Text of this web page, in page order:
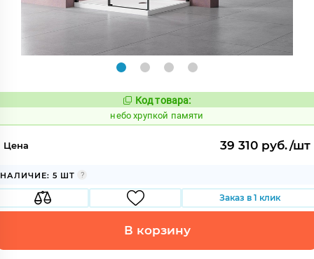
Код:
1123693
Код товара:
небо хрупкой памяти
Цена 39 310 руб./шт
НАЛИЧИЕ: 5 ШТ
Заказ в 1 клик
В корзину